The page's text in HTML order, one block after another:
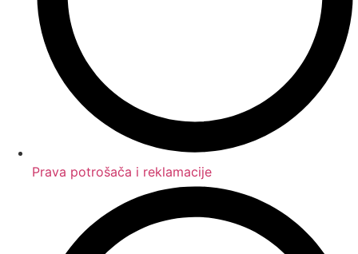
Prava potrošača i reklamacije